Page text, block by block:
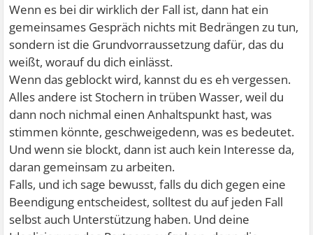
Wenn es bei dir wirklich der Fall ist, dann hat ein
gemeinsames Gespräch nichts mit Bedrängen zu tun,
sondern ist die Grundvorraussetzung dafür, das du
weißt, worauf du dich einlässt.
Wenn das geblockt wird, kannst du es eh vergessen.
Alles andere ist Stochern in trüben Wasser, weil du
dann noch nichmal einen Anhaltspunkt hast, was
stimmen könnte, geschweigedenn, was es bedeutet.
Und wenn sie blockt, dann ist auch kein Interesse da,
daran gemeinsam zu arbeiten.
Falls, und ich sage bewusst, falls du dich gegen eine
Beendigung entscheidest, solltest du auf jeden Fall
selbst auch Unterstützung haben. Und deine